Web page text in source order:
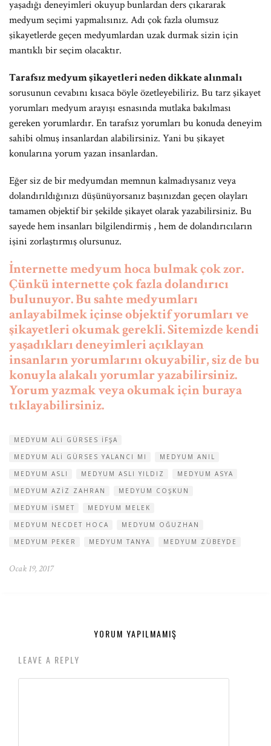
yaşadığı deneyimleri okuyup bunlardan ders çıkararak
medyum seçimi yapmalısınız. Adı çok fazla olumsuz
şikayetlerde geçen medyumlardan uzak durmak sizin için
mantıklı bir seçim olacaktır.
Tarafsız medyum şikayetleri neden dikkate alınmalı
sorusunun cevabını kısaca böyle özetleyebiliriz. Bu tarz şikayet
yorumları medyum arayışı esnasında mutlaka bakılması
gereken yorumlardır. En tarafsız yorumları bu konuda deneyim
sahibi olmuş insanlardan alabilirsiniz. Yani bu şikayet
konularına yorum yazan insanlardan.
Eğer siz de bir medyumdan memnun kalmadıysanız veya
dolandırıldığınızı düşünüyorsanız başınızdan geçen olayları
tamamen objektif bir şekilde şikayet olarak yazabilirsiniz. Bu
sayede hem insanları bilgilendirmiş , hem de dolandırıcıların
işini zorlaştırmış olursunuz.
İnternette medyum hoca bulmak çok zor.
Çünkü internette çok fazla dolandırıcı
bulunuyor. Bu sahte medyumları
anlayabilmek içinse objektif yorumları ve
şikayetleri okumak gerekli. Sitemizde kendi
yaşadıkları deneyimleri açıklayan
insanların yorumlarını okuyabilir, siz de bu
konuyla alakalı yorumlar yazabilirsiniz.
Yorum yazmak veya okumak için buraya
tıklayabilirsiniz.
MEDYUM ALI GÜRSES IFŞA
MEDYUM ALI GÜRSES YALANCI MI
MEDYUM ANIL
MEDYUM ASLI
MEDYUM ASLI YILDIZ
MEDYUM ASYA
MEDYUM AZIZ ZAHRAN
MEDYUM COŞKUN
MEDYUM ISMET
MEDYUM MELEK
MEDYUM NECDET HOCA
MEDYUM OĞUZHAN
MEDYUM PEKER
MEDYUM TANYA MEDYUM ZÜBEYDE
Ocak 19, 2017
YORUM YAPILMAMIŞ
LEAVE A REPLY